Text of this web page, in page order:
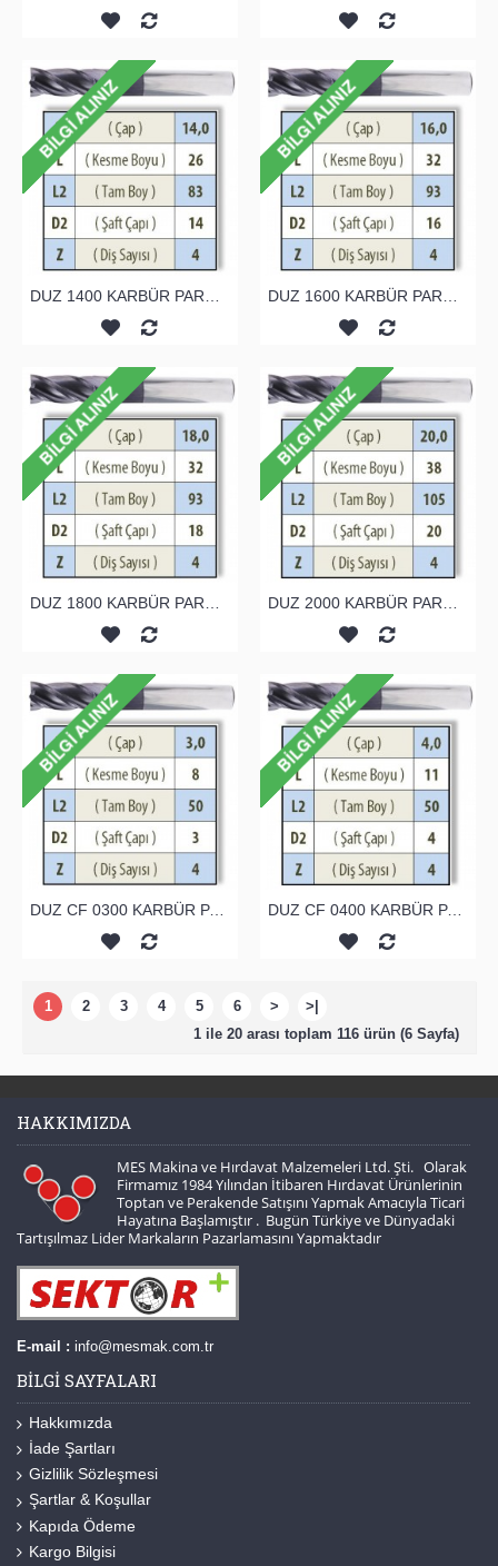
DUZ CF 0300 KARBÜR PARMAK FREZE DUZ CF 0400 KARBÜR PARMAK FREZE
1 2 3 4 5 6 >
>|
1 ile 20 arası toplam 116 ürün (6 Sayfa)
HAKKIMIZDA
MES Makina ve Hırdavat Malzemeleri Ltd. Şti. Olarak
Firmamız 1984 Yılından İtibaren Hırdavat Ürünlerinin
Toptan ve Perakende Satışını Yapmak Amacıyla Ticari
Hayatına Başlamıştır . Bugün Türkiye ve Dünyadaki
Tartışılmaz Lider Markaların Pazarlamasını Yapmaktadır
E-mail : info@mesmak.com.tr
BILGI SAYFALARI
Hakkımızda
İade Şartları
Gizlilik Sözleşmesi
Şartlar & Koşullar
Kapıda Ödeme
Kargo Bilgisi